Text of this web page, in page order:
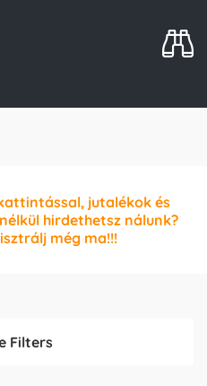
jutalékok és
hirdethetsz nálunk?
még ma!!!
Filters